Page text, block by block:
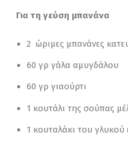
Για τη γεύση μπανάνα
2 ώριμες μπανάνες
60 γρ γάλα αμυγδάλου
60 γρ γιαούρτι
1 κουτάλι της σούπας
1 κουταλάκι του γλυκού